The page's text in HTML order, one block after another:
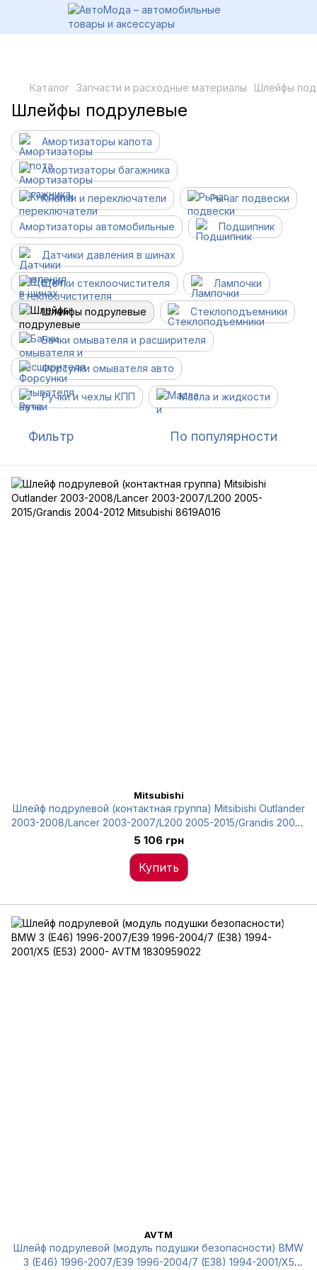
Каталог Запчасти и расходные материалы Шлейфы
Шлейфы подрулевые
Амортизаторы капота
Амортизаторы багажника
Кнопки и переключатели Рычаг подвески
Амортизаторы автомобильные Подшипник
Датчики давления в шинах
Щетки стеклоочистителя Лампочки
Шлейфы подрулевые Стеклоподъемники
Бачки омывателя и расширителя
Форсунки омывателя авто
Ручки и чехлы КПП Масла и жидкости
Фильтр По популярности
Mitsubishi
Шлейф подрулевой (контактная группа) Mitsibishi Outlander
2003-2008/Lancer 2003-2007/L200 2005-2015/Grandis 2004-
2012 Mitsubishi 8619A016
5 106 грн
Купить
AVTM
Шлейф подрулевой (модуль подушки безопасности) BMW
3 (E46) 1996-2007/E39 1996-2004/7 (E38) 1994-2001/X5